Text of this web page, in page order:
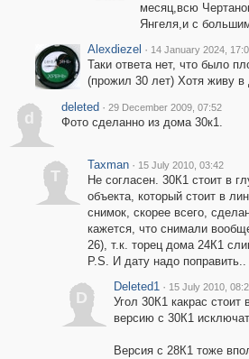
месяц,всю
Янгеля,и с
Alexdiezel · 14 January 2024,
Таки ответа нет, что было
(прожил 30 лет) Хотя живу в
d
deleted · 29 December 2009, 07:52
Фото сделанно из дома 30к1.
T
Taxman · 15 July 2010, 03:42
Не согласен. 30К1 стоит в
объекта, который стоит в
снимок, скорее всего,
кажется, что снимали
26), т.к. торец дома 24К1
P.S. И дату надо поправить..
D
Deleted1 · 15 July 2010,
Угол 30К1 какрас
версию с 30К1
Версия с 28К1 тоже